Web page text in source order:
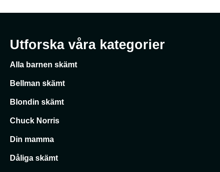
Utforska våra kategorier
Alla barnen skämt
Bellman skämt
Blondin skämt
Chuck Norris
Din mamma
Dåliga skämt